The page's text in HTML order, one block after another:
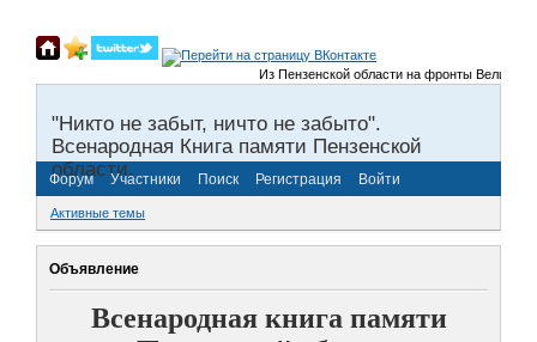
Из Пензенской области на фронты Великой
"Никто не забыт, ничто не забыто".
Всенародная Книга памяти Пензенской
области.
Форум Участники Поиск Регистрация Войти
Активные темы
Объявление
Всенародная книга памяти